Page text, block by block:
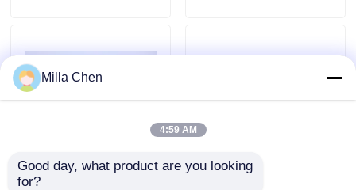
Περιπτώσεις
Ζητήστε ένα απόσπασμα
Οπτικών Ινών Box Τερματισμός
12core κιβώτιο
Milla Chen
4:59 AM
Good day, what product are you looking
for?